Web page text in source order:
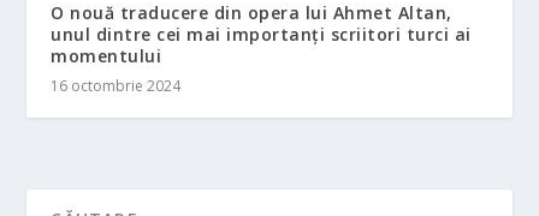
O nouă traducere din opera lui Ahmet Altan,
unul dintre cei mai importanți scriitori turci ai
momentului
16 octombrie 2024